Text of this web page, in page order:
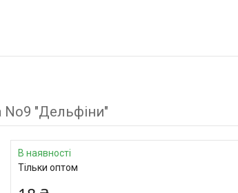
No9 "Дельфіни"
В наявності
Тільки оптом